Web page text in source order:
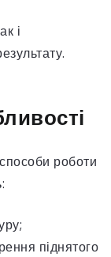
і
роботи
піднятого